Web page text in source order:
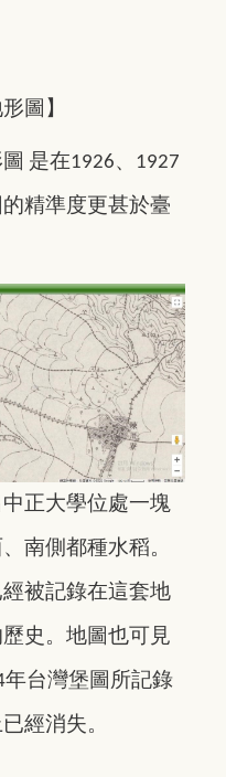
圖】
是在1926、 1927
精準度更甚於臺
正大學位處一塊
南側都種水稻。
被記錄在這套地
史。地圖也可見
年台灣堡圖所記錄
經消失。